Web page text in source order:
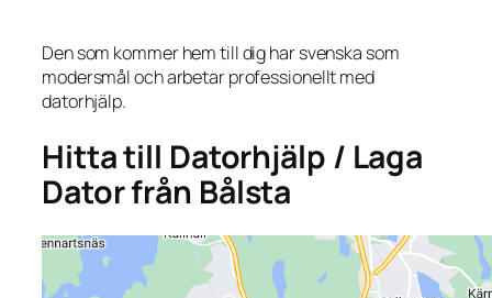
Den som kommer hem till dig har svenska som
modersmål och arbetar professionellt med
datorhjälp.
Hitta till Datorhjälp / Laga
Dator från Bålsta